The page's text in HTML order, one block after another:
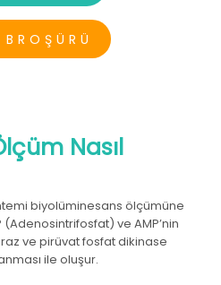
Nasıl
biyolüminesans ölçümüne
(Adenosintrifosfat) ve AMP’nin
ve pirüvat fosfat dikinase
ile oluşur.